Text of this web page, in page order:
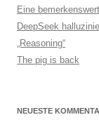
Eine
DeepSeek
„Reasoning“
The pig is back
NEUESTE